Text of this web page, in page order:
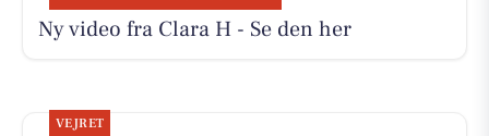
Ny video fra Clara H - Se den her
VEJRET